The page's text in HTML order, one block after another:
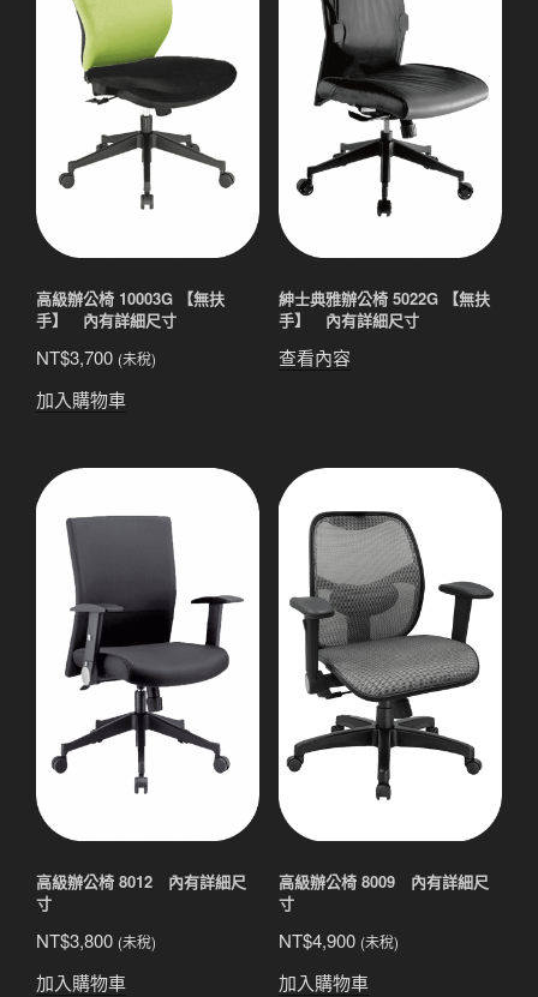
高級辦公椅 10003G 【無扶
手】 內有詳細尺寸
NT$3,700 (未稅)
加入購物車
紳士典雅辦公椅 5022G 【無扶
手】 內有詳細尺寸
查看內容
高級辦公椅 8012 內有詳細尺
寸
NT$3,800 (未稅)
加入購物車
高級辦公椅 8009 內有詳細尺
寸
NT$4,900 (未稅)
加入購物車